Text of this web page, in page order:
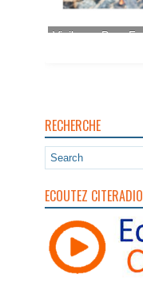
RECHERCHE
ECOUTEZ CITERADIO